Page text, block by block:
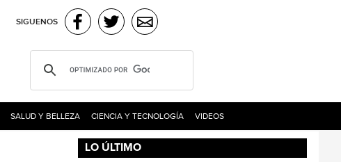
SIGUENOS
SALUD Y BELLEZA CIENCIA Y TECNOLOGÍA VIDEOS
LO ÚLTIMO